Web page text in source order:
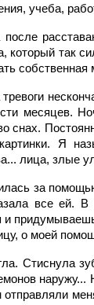
учеба,
после
который так
собственная
месяцев.
снах.
Я
лица, злые
за
все ей. В
и
о моей
Стиснула
отправляли